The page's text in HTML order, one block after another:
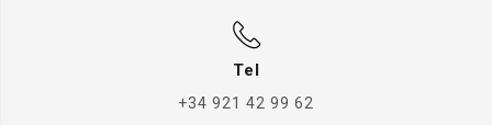
Tel
+34 921 42 99 62